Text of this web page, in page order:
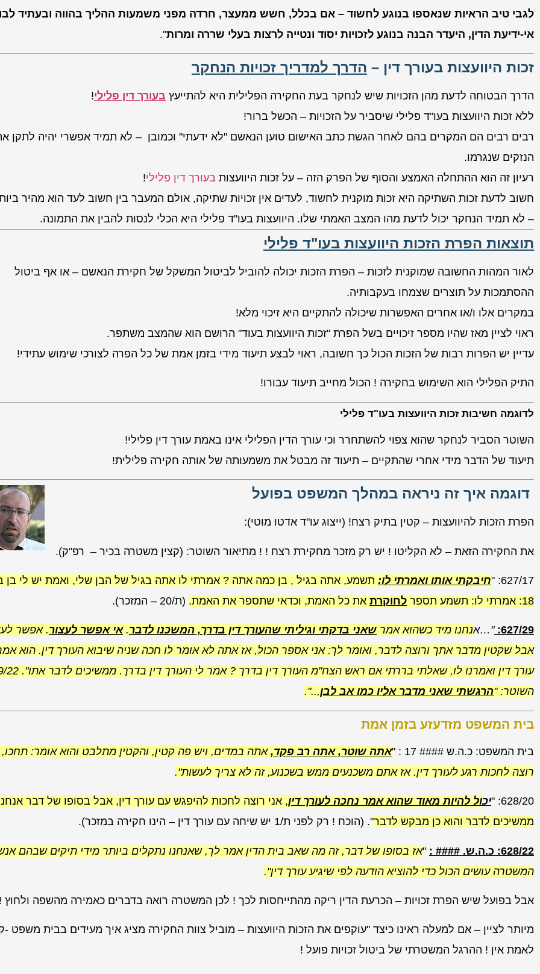
לגבי טיב הראיות שנאספו בנוגע לחשוד – אם בכלל, חשש ממעצר, חרדה מפני משמעות ההליך בהווה ובעתיד
אי-ידיעת הדין, היעדר הבנה בנוגע לזכויות יסוד ונטייה לרצות בעלי שררה ומרות".
זכות היוועצות בעורך דין – הדרך למדריך זכויות הנחקר
הדרך הבטוחה לדעת מהן הזכויות שיש לנחקר בעת החקירה הפלילית היא להתייעץ בעורך דין פלילי!
ללא זכות היוועצות בעו"ד פלילי שיסביר על הזכויות – הכשל ברור!
רבים רבים הם המקרים בהם לאחר הגשת כתב האישום טוען הנאשם "לא ידעתי" וכמובן – לא תמיד אפשרי יהיה לתקן
הנזקים שנגרמו.
רעיון זה הוא ההתחלה האמצע והסוף של הפרק הזה – על זכות היוועצות בעורך דין פלילי!
חשוב לדעת זכות השתיקה היא זכות מוקנית לחשוד, לעדים אין זכויות שתיקה, אולם המעבר בין חשוב לעד הוא מהיר
– לא תמיד הנחקר יכול לדעת מהו המצב האמתי שלו. היוועצות בעו"ד פלילי היא הכלי לנסות להבין את התמונה.
תוצאות הפרת הזכות היוועצות בעו"ד פלילי
לאור המהות החשובה שמוקנית לזכות – הפרת הזכות יכולה להוביל לביטול המשקל של חקירת הנאשם – או אף ביטול
ההסתמכות על תוצרים שצמחו בעקבותיה.
במקרים אלו ו/או אחרים האפשרות שיכולה להתקיים היא זיכוי מלא!
ראוי לציין מאז שהיו מספר זיכויים בשל הפרת "זכות היוועצות בעוד" הרושם הוא שהמצב משתפר.
עדיין יש הפרות רבות של הזכות הכול כך חשובה, ראוי לבצע תיעוד מידי בזמן אמת של כל הפרה לצורכי שימוש עתידי!
התיק הפלילי הוא השימוש בחקירה ! הכול מחייב תיעוד עבורו!
לדוגמה חשיבות זכות היוועצות בעו"ד פלילי
השוטר הסביר לנחקר שהוא צפוי להשתחרר וכי עורך הדין הפלילי אינו באמת עורך דין פלילי!
תיעוד של הדבר מידי אחרי שהתקיים – תיעוד זה מבטל את משמעותה של אותה חקירה פלילית!
דוגמה איך זה ניראה במהלך המשפט בפועל
הפרת הזכות להיוועצות – קטין בתיק רצח! (ייצוג עו"ד אדטו מוטי):
את החקירה הזאת – לא הקליטו ! יש רק מזכר מחקירת רצח ! ! מתיאור השוטר: (קצין משטרה בכיר – רפ"ק).
627/17: " חיבקתי אותו ואמרתי לו: תשמע, אתה בגיל , בן כמה אתה ? אמרתי לו אתה בגיל של הבן שלי, ואמת יש לי בן
18: אמרתי לו: תשמע תספר
לחוקרת את כל האמת, וכדאי שתספר את האמת. (ת/20 – המזכר).
627/29: "…אנחנו מיד כשהוא אמר שאני בדקתי וגיליתי שהעורך דין בדרך, המשכנו לדבר.אי אפשר לעצור. אפשר
אבל שקטין מדבר אתך ורוצה לדבר, ואומר לך: אני אספר הכול, אז אתה לא אומר לו חכה שניה שיבוא העורך דין. הוא
עורך דין ואמרנו לו, שאלתי בררתי אם ראש הצח"מ העורך דין בדרך ? אמר לי העורך דין בדרך. ממשיכים לדבר אתו". 22
השוטר: "הרגשתי שאני מדבר אליו כמו אב לבן,..".
בית המשפט מזדעזע בזמן אמת
בית המשפט: כ.ה.ש #### 17 : " אתה שוטר, אתה רב פקד, אתה במדים, ויש פה קטין, והקטין מתלבט והוא אומר: תחכו,
רוצה לחכות רגע לעורך דין. אז אתם משכנעים ממש בשכנוע, זה לא צריך לעשות".
628/20: " יכול להיות מאוד שהוא אמר נחכה לעורך דין, אני רוצה לחכות להיפגש עם עורך דין, אבל בסופו של דבר
ממשיכים לדבר והוא כן מבקש לדבר". (הוכח ! רק לפני ת/1 יש שיחה עם עורך דין – הינו חקירה במזכר).
628/22: כ.ה.ש. #### : "אז בסופו של דבר, זה מה שאב בית הדין אמר לך, שאנחנו נתקלים ביותר מידי תיקים שבהם
המשטרה עושים הכול כדי להוציא הודעה לפי שיגיע עורך דין".
אבל בפועל שיש הפרת זכויות – הכרעת הדין ריקה מהתייחסות לכך ! לכן המשטרה רואה בדברים כאמירה מהשפה ולחוץ
מיותר לציין – אם למעלה ראינו כיצד "עוקפים את הזכות היוועצות – מוביל צוות החקירה מציג איך מעידים בבית משפט
לאמת אין ! ההרגל המשטרתי של ביטול זכויות פועל !